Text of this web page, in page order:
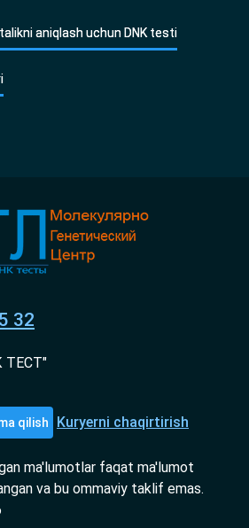
aniqlash uchun DNK testi
32
ТЕСТ"
qilish Kuryerni chaqirtirish
ma'lumotlar faqat ma'lumot
va bu ommaviy taklif emas.